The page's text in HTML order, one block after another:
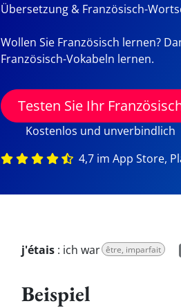
Übersetzung & Französisch-
Wollen Sie Französisch lernen?
Französisch-Vokabeln lernen.
Testen Sie Ihr
Kostenlos und unverbindlich
4,7 im App Store,
j'étais : ich war être, imparfait
Beispiel